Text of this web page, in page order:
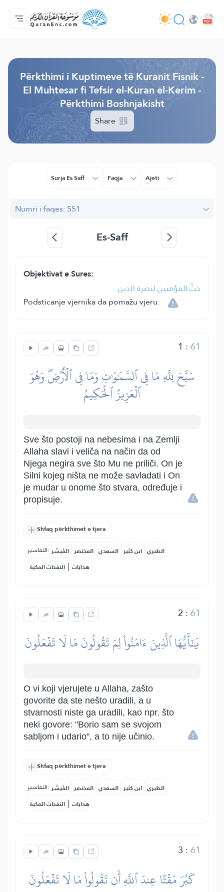
Ballina
Indeksi i Përkthimeve
Audio
Shërbime për zhvillues (programues) - API
Rreth projektit
Na kontaktoni
Gjuha
Përkthimi i Kuptimeve të Kuranit Fisnik -
El Muhtesar fi Tefsir el-Kuran el-Kerim -
Përkthimi Boshnjakisht
Share
Surja Es Saff Faqja Ajeti
Numri i faqes: 551
Es-Saff
Objektivat e Sures:
حثّ المؤمنين لنصرة الدين.
Podsticanje vjernika da pomažu vjeru.
1 :61
سَبَّحَ لِلَّهِ مَا فِي ٱلسَّمَٰوَٰتِ وَمَا فِي ٱلۡأَرۡضِۖ وَهُوَ
ٱلۡعَزِيزُ ٱلۡحَكِيمُ
Sve što postoji na nebesima i na Zemlji
Allaha slavi i veliča na način da od
Njega negira sve što Mu ne priliči. On je
Silni kojeg ništa ne može savladati i On
je mudar u onome što stvara, određuje i
propisuje.
Shfaq përkthimet e tjera
التفاسير: المُيسَّر المختصر السعدي ابن كثير الطبري
النفحات المكية | هدايات
2 :61
يَٰٓأَيُّهَا ٱلَّذِينَ ءَامَنُواْ لِمَ تَقُولُونَ مَا لَا تَفۡعَلُونَ
O vi koji vjerujete u Allaha, zašto
govorite da ste nešto uradili, a u
stvarnosti niste ga uradili, kao npr. što
neki govore: "Borio sam se svojom
sabljom i udario", a to nije učinio.
Shfaq përkthimet e tjera
التفاسير: المُيسَّر المختصر السعدي ابن كثير الطبري
النفحات المكية | هدايات
3 :61
كَبُرَ مَقۡتًا عِندَ ٱللَّهِ أَن تَقُولُواْ مَا لَا تَفۡعَلُونَ